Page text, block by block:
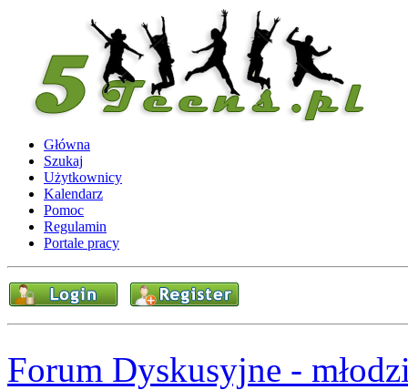
Główna
Szukaj
Użytkownicy
Kalendarz
Pomoc
Regulamin
Portale pracy
Forum Dyskusyjne -